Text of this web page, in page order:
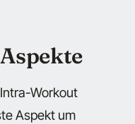
Workout
Aspekt um